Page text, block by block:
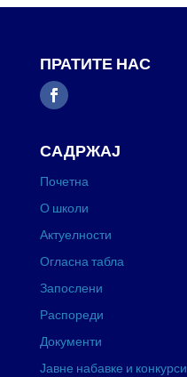
ПРАТИТЕ НАС
САДРЖАЈ
Почетна
О школи
Актуелности
Огласна табла
Запослени
Распореди
Документи
Јавне набавке и конкурси